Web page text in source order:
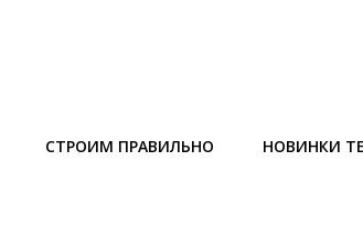
СТРОИМ ПРАВИЛЬНО НОВИНКИ